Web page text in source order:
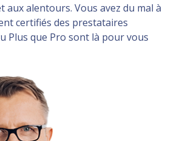
aux alentours. Vous avez du mal à
certifiés des prestataires
Plus que Pro sont là pour vous